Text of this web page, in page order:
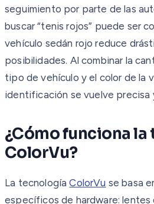
seguimiento por parte de las
buscar “tenis rojos” puede ser
vehículo sedán rojo reduce
posibilidades. Al combinar la
tipo de vehículo y el color de la
identificación se vuelve precisa
¿Cómo funciona
ColorVu?
La tecnologíaColorVu se basa
específicos de hardware: